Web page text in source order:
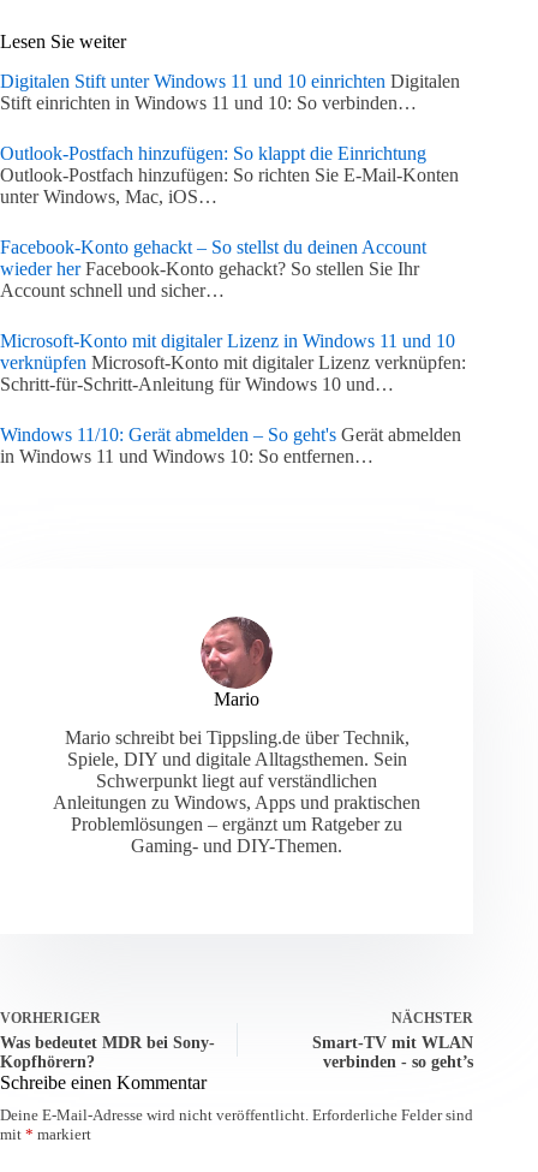
Lesen Sie weiter
Digitalen Stift unter Windows 11 und 10 einrichten Digitalen
Stift einrichten in Windows 11 und 10: So verbinden…
Outlook-Postfach hinzufügen: So klappt die Einrichtung
Outlook-Postfach hinzufügen: So richten Sie E-Mail-Konten
unter Windows, Mac, iOS…
Facebook-Konto gehackt – So stellst du deinen Account
wieder herFacebook-Konto gehackt? So stellen Sie Ihr
Account schnell und sicher…
Microsoft-Konto mit digitaler Lizenz in Windows 11 und 10
verknüpfen Microsoft-Konto mit digitaler Lizenz verknüpfen:
Schritt-für-Schritt-Anleitung für Windows 10 und…
Windows 11/10: Gerät abmelden – So geht's Gerät abmelden
in Windows 11 und Windows 10: So entfernen…
Mario
Mario schreibt bei Tippsling.de über Technik,
Spiele, DIY und digitale Alltagsthemen. Sein
Schwerpunkt liegt auf verständlichen
Anleitungen zu Windows, Apps und praktischen
Problemlösungen – ergänzt um Ratgeber zu
Gaming- und DIY-Themen.
VORHERIGER
Was bedeutet MDR bei Sony-
Kopfhörern?
NÄCHSTER
Smart-TV mit WLAN
verbinden - so geht’s
Schreibe einen Kommentar
Deine E-Mail-Adresse wird nicht veröffentlicht. Erforderliche Felder sind
mit * markiert